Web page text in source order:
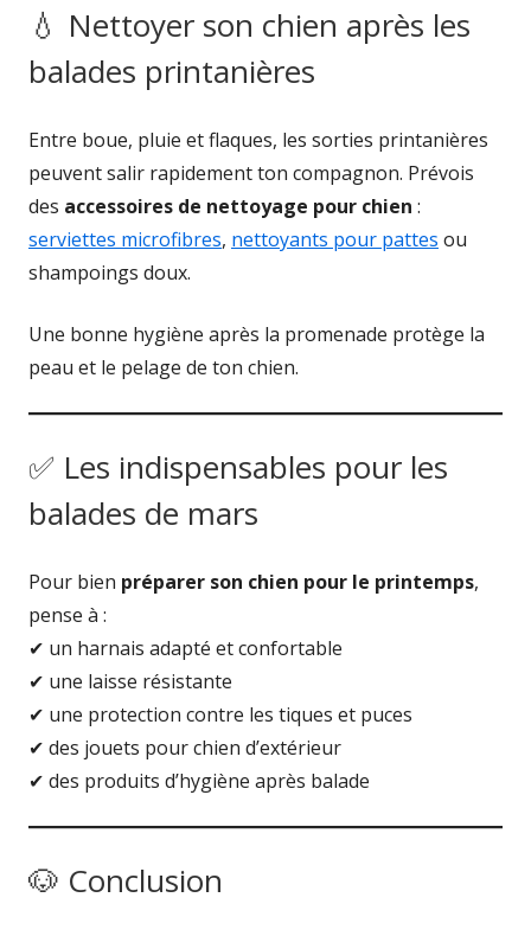
💧 Nettoyer son chien après les
balades printanières
Entre boue, pluie et flaques, les sorties printanières
peuvent salir rapidement ton compagnon. Prévois
des accessoires de nettoyage pour chien :
serviettes microfibres, nettoyants pour pattes ou
shampoings doux.
Une bonne hygiène après la promenade protège la
peau et le pelage de ton chien.
✅ Les indispensables pour les
balades de mars
Pour bien préparer son chien pour le printemps,
pense à :
✔️ un harnais adapté et confortable
✔️ une laisse résistante
✔️ une protection contre les tiques et puces
✔️ des jouets pour chien d’extérieur
✔️ des produits d’hygiène après balade
🐶 Conclusion